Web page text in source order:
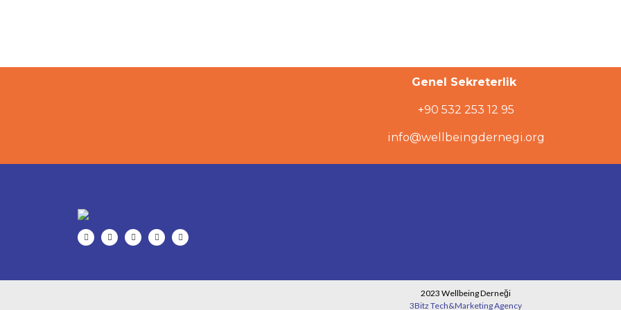
Genel Sekreterlik
+90 532 253 12 95
info@wellbeingdernegi.org
2023 Wellbeing Derneği
3Bitz Tech&Marketing Agency